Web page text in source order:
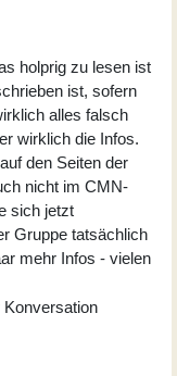
holprig zu lesen ist
ist, sofern
alles falsch
wirklich die Infos.
den Seiten der
nicht im CMN-
sich jetzt
Gruppe tatsächlich
mehr Infos - vielen
Konversation